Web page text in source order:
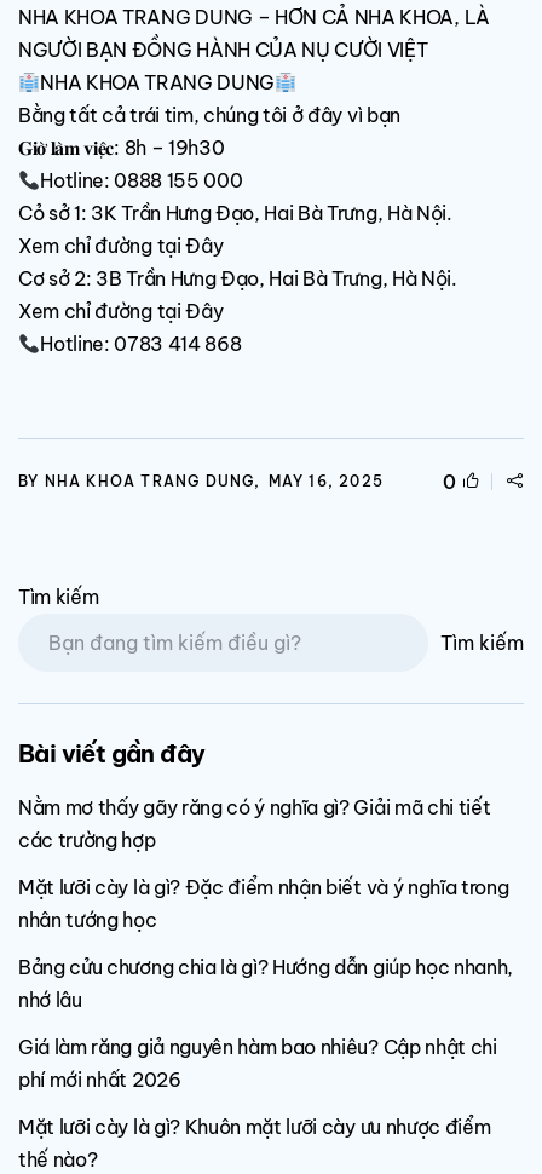
NHA KHOA TRANG DUNG – HƠN CẢ NHA KHOA, LÀ
NGƯỜI BẠN ĐỒNG HÀNH CỦA NỤ CƯỜI VIỆT
NHA KHOA TRANG DUNG
Bằng tất cả trái tim, chúng tôi ở đây vì bạn
𝐆𝐢𝐨̛̀ 𝐥𝐚̀𝐦 𝐯𝐢𝐞̣̂𝐜: 8h – 19h30
Hotline: 0888 155 000
Cỏ sở 1: 3K Trần Hưng Đạo, Hai Bà Trưng, Hà Nội.
Xem chỉ đường tạiĐây
Cơ sở 2: 3B Trần Hưng Đạo, Hai Bà Trưng, Hà Nội.
Xem chỉ đường tạiĐây
Hotline: 0783 414 868
BY NHA KHOA TRANG DUNG, MAY 16, 2025 0
Tìm kiếm
Tìm kiếm
Bài viết gần đây
Nằm mơ thấy gãy răng có ý nghĩa gì? Giải mã chi tiết
các trường hợp
Mặt lưỡi cày là gì? Đặc điểm nhận biết và ý nghĩa trong
nhân tướng học
Bảng cửu chương chia là gì? Hướng dẫn giúp học nhanh,
nhớ lâu
Giá làm răng giả nguyên hàm bao nhiêu? Cập nhật chi
phí mới nhất 2026
Mặt lưỡi cày là gì? Khuôn mặt lưỡi cày ưu nhược điểm
thế nào?